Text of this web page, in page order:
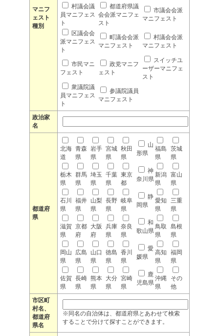
マニフ
ェスト
種別
村議会議
員マニフェス
ト
都道府県議
会会派マニフェ
スト
市議会会派
マニフェスト
区議会会
派マニフェス
ト
町議会会派
マニフェスト
村議会会派
マニフェスト
市民マニ
フェスト
政党マニフ
ェスト
スイッチユ
ーザーマニフェ
スト
衆議院議
員マニフェス
ト
参議院議員
マニフェスト
政治家
名
都道府
県
北海
道
青森
県
岩手
県
宮城
県
秋田
県
山
形県
福島
県
茨城
県
栃木
県
群馬
県
埼玉
県
千葉
県
東京
都
神
奈川県
新潟
県
富山
県
石川
県
福井
県
山梨
県
長野
県
岐阜
県
静
岡県
愛知
県
三重
県
滋賀
県
京都
府
大阪
府
兵庫
県
奈良
県
和
歌山県
鳥取
県
島根
県
岡山
県
広島
県
山口
県
徳島
県
香川
県
愛
媛県
高知
県
福岡
県
佐賀
県
長崎
県
熊本
県
大分
県
宮崎
県
鹿
児島県
沖縄
県
その
他
市区町
村名、
都道府
県名
※同名の自治体は、都道府県とあわせて検索
することで分けて探すことができます。